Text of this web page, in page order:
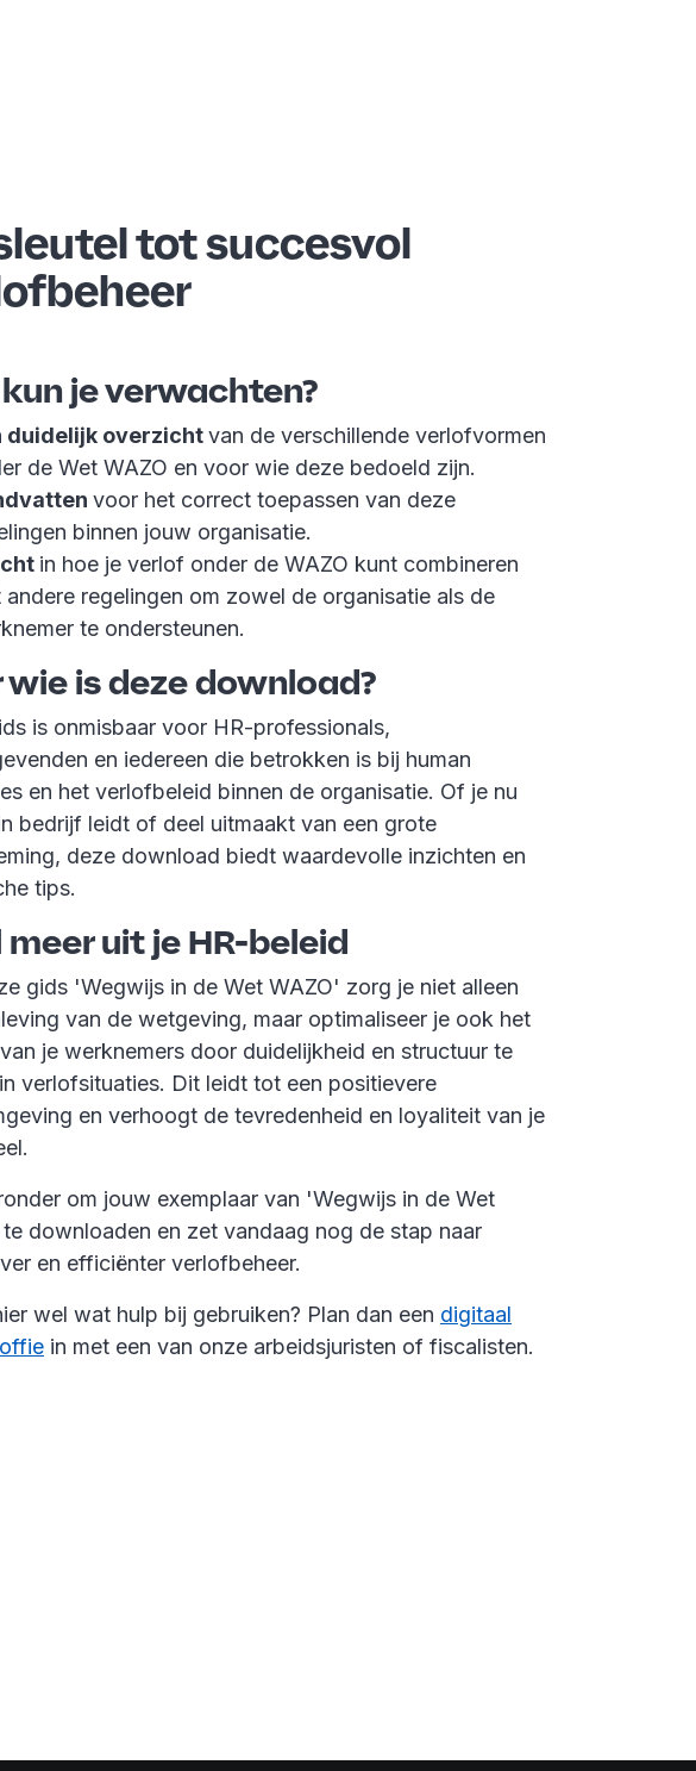
tot succesvol
je verwachten?
duidelijk overzichtvan de verschillende verlofvormen
de Wet WAZO en voor wie deze bedoeld zijn.
voor het correct toepassen van deze
binnen jouw organisatie.
in hoe je verlof onder de WAZO kunt combineren
andere regelingen om zowel de organisatie als de
te ondersteunen.
wie is deze download?
is onmisbaar voor HR-professionals,
en iedereen die betrokken is bij human
en het verlofbeleid binnen de organisatie. Of je nu
bedrijf leidt of deel uitmaakt van een grote
deze download biedt waardevolle inzichten en
tips.
meer uit je HR-beleid
gids 'Wegwijs in de Wet WAZO' zorg je niet alleen
van de wetgeving, maar optimaliseer je ook het
je werknemers door duidelijkheid en structuur te
verlofsituaties. Dit leidt tot een positievere
en verhoogt de tevredenheid en loyaliteit van je
om jouw exemplaar van 'Wegwijs in de Wet
downloaden en zet vandaag nog de stap naar
en efficiënter verlofbeheer.
wel wat hulp bij gebruiken? Plan dan een digitaal
in met een van onze arbeidsjuristen of fiscalisten.